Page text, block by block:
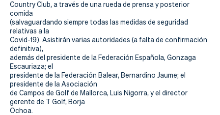
Country Club, a través de una rueda de prensa y posterior
comida
(salvaguardando siempre todas las medidas de seguridad
relativas a la
Covid-19). Asistirán varias autoridades (a falta de confirmación
definitiva),
además del presidente de la Federación Española, Gonzaga
Escauriaza; el
presidente de la Federación Balear, Bernardino Jaume; el
presidente de la Asociación
de Campos de Golf de Mallorca, Luis Nigorra, y el director
gerente de T Golf, Borja
Ochoa.